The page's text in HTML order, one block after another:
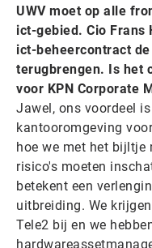
UWV moet op alle
ict-gebied. Cio Frans
ict-beheercontract
terugbrengen. Is het
voor KPN Corporate
Jawel, ons voordeel
kantooromgeving
hoe we met het bijltje
risico's moeten
betekent een
uitbreiding. We
Tele2 bij en we